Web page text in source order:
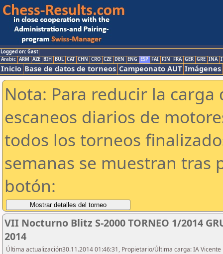
Logged on: Gast
Arabic ARM AZE BIH BUL CAT CHN CRO CZE DEN ENG ESP FAI FIN FRA GER GRE INA
Inicio Base de datos de torneos Campeonato AUT Imágenes
Nota: Para reducir la
escaneos diarios de
todos los torneos
semanas se muestran tras
botón:
VII Nocturno Blitz S-2000 TORNEO 1/2014
2014
Última actualización30.11.2014 01:46:31, Propietario/Última carga: IA Vicente